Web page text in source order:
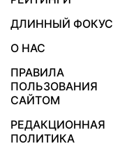
ДЛИННЫЙ ФОКУС
О НАС
ПРАВИЛА
ПОЛЬЗОВАНИЯ
САЙТОМ
РЕДАКЦИОННАЯ
ПОЛИТИКА